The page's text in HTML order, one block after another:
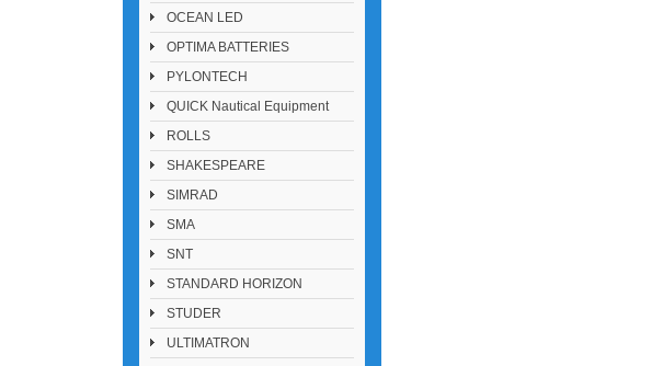
OCEAN LED
OPTIMA BATTERIES
PYLONTECH
QUICK Nautical Equipment
ROLLS
SHAKESPEARE
SIMRAD
SMA
SNT
STANDARD HORIZON
STUDER
ULTIMATRON